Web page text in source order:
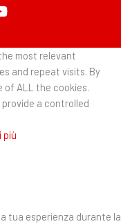
most relevant
and repeat visits. By
of ALL the cookies.
a controlled
più
tua esperienza durante la